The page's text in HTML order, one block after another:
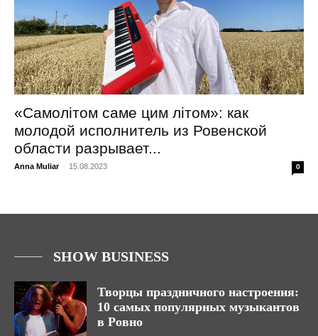
«Самолітом саме цим літом»: как
молодой исполнитель из Ровенской
области разрывает...
Anna Muliar - 15.08.2023 0
SHOW BUSINESS
Творцы праздничного настроения:
10 самых популярных музыкантов
в Ровно